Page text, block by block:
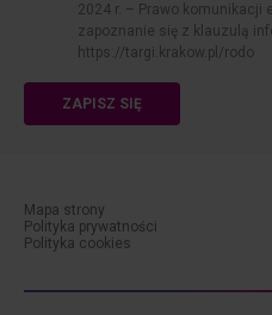
2024 r. – Prawo
zapoznanie się z klauzulą
https://targi.krakow.pl/rodo
ZAPISZ SIĘ
menu-dolne-cookies
Mapa strony
Polityka prywatności
Polityka cookies